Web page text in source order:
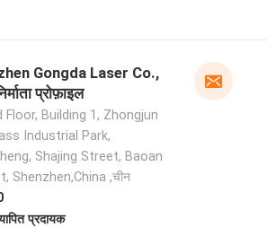
Gongda Laser Co.,
प्रोफ़ाइल
Floor, Building 1, Zhongjun
Industrial Park,
Shajing Street, Baoan
Shenzhen,China ,चीन
प्रदायक